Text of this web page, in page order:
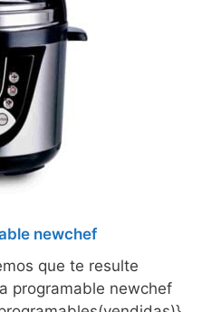
newchef
que te resulte
programable newchef